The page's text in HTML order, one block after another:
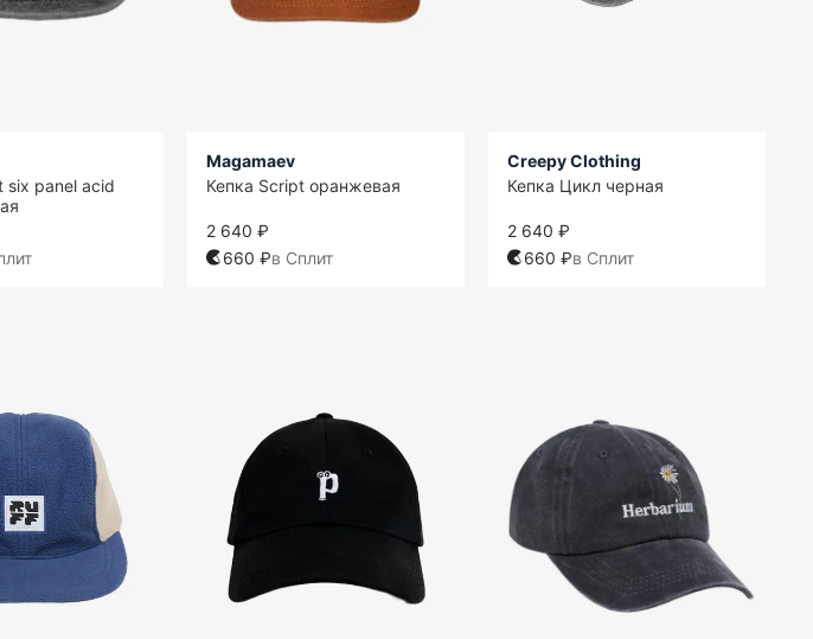
six panel acid
Magamaev
Кепка Script оранжевая
2 640 ₽
660 ₽в Сплит
Creepy Clothing
Кепка Цикл черная
2 640 ₽
660 ₽в Сплит